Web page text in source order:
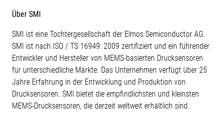
Über SMI
SMI ist eine Tochtergesellschaft der Elmos Semiconductor AG.
SMI ist nach ISO / TS 16949: 2009 zertifiziert und ein führender
Entwickler und Hersteller von MEMS-basierten Drucksensoren
für unterschiedliche Märkte. Das Unternehmen verfügt über 25
Jahre Erfahrung in der Entwicklung und Produktion von
Drucksensoren. SMI bietet die empfindlichsten und kleinsten
MEMS-Drucksensoren, die derzeit weltweit erhältlich sind.